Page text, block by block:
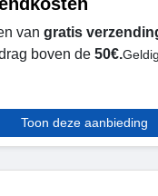
van gratis
boven de 50€.
Toon deze aanbieding